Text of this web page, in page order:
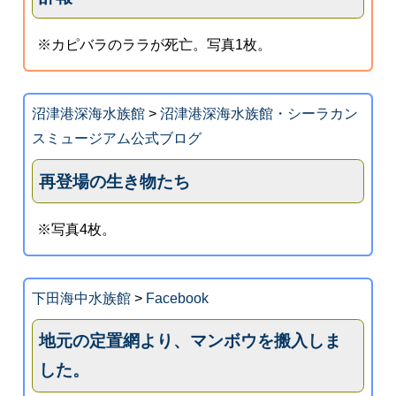
※カピバラのララが死亡。写真1枚。
沼津港深海水族館> 沼津港深海水族館・シーラカン
スミュージアム公式ブログ
再登場の生き物たち
※写真4枚。
下田海中水族館> Facebook
地元の定置網より、マンボウを搬入しま
した。